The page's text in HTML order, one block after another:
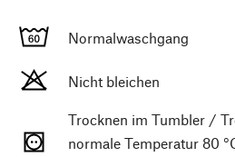
Normalwaschgang
Nicht bleichen
Trocknen im Tumbler /
normale Temperatur 80